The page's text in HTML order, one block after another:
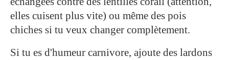
elles cuisent plus vite) ou même des pois
chiches si tu veux changer complètement.
Si tu es d'humeur carnivore, ajoute des lardons